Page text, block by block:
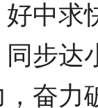
中求
步达
奋力